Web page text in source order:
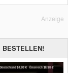
Anzeige
BESTELLEN!